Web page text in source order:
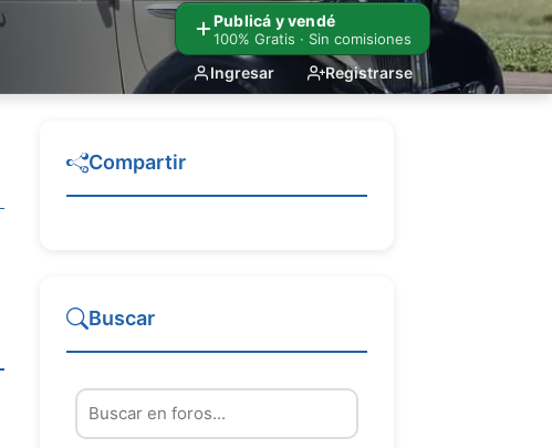
Publicá y vendé
100% Gratis · Sin comisiones
Ingresar Registrarse
Compartir
Buscar